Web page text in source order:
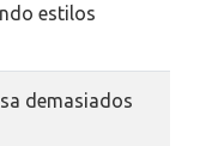
estilos
demasiados